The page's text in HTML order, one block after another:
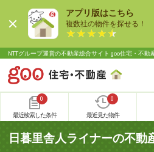
アプリ版はこちら
複数社の物件を探せる！
NTTグループ運営の不動産総合サイト goo住宅・不動
0
最近検索した条件
0
最近見た物件
日暮里舎人ライナーの不動